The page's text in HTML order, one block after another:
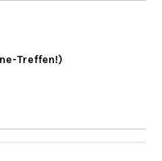
Treffen!)